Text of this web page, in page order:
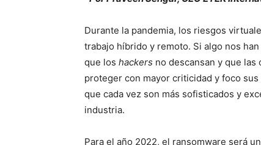
Durante la pandemia, los riesgos
trabajo híbrido y remoto. Si algo nos
que los hackers no descansan y que
proteger con mayor criticidad y foco
que cada vez son más sofisticados y
industria.
Para el año 2022, el ransomware será